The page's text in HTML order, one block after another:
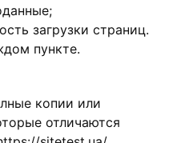
загрузки страниц.
пункте.
копии или
отличаются